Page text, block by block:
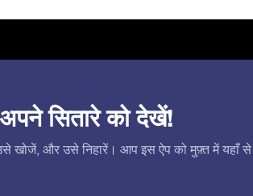
सितारे को देखें!
खोजें, और उसे निहारें। आप इस ऐप को मुफ़्त में यहाँ